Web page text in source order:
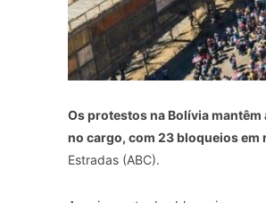
Os protestos na Bolívia
no cargo, com 23 bloqueios
Estradas (ABC).